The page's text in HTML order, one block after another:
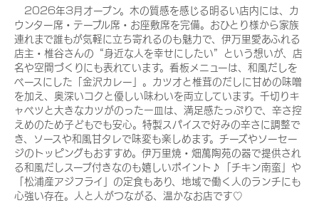
2026年3月オープン。木の質感を感じる明るい店内には、カ
ウンター席・テーブル席・お座敷席を完備。おひとり様から家族
連れまで誰もが気軽に立ち寄れるのも魅力で、伊万里愛あふれる
店主・椎谷さんの“身近な人を幸せにしたい”という想いが、店
名や空間づくりにも表れています。看板メニューは、和風だしを
ベースにした「金沢カレー」。カツオと椎茸のだしに甘めの味噌
を加え、奥深いコクと優しい味わいを両立しています。千切りキ
ャベツと大きなカツがのった一皿は、満足感たっぷりで、辛さ控
えめのため子どもでも安心。特製スパイスで好みの辛さに調整で
き、ソースや和風甘タレで味変も楽しめます。チーズやソーセー
ジのトッピングもおすすめ。伊万里焼・畑萬陶苑の器で提供され
る和風だしスープ付きなのも嬉しいポイント♪「チキン南蛮」や
「松浦産アジフライ」の定食もあり、地域で働く人のランチにも
心強い存在。人と人がつながる、温かなお店です♡